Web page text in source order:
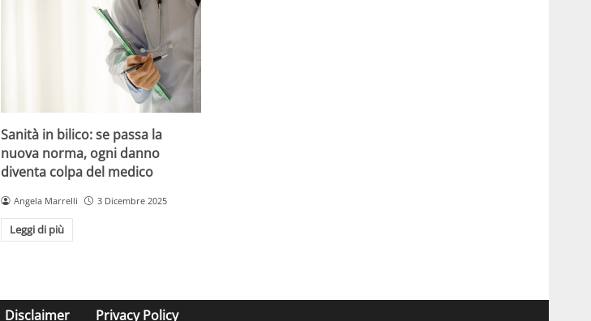
Sanità in bilico: se passa la
nuova norma, ogni danno
diventa colpa del medico
Angela Marrelli 3 Dicembre 2025
Leggi di più
Disclaimer Privacy Policy